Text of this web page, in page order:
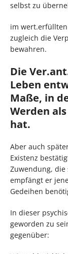
selbst zu
im
zugleich die
bewahren.
Die
Leben
Maße, in
Werden
hat.
Aber auch
Existenz
Zuwendung,
empfängt er
Gedeihen
In dieser
geworden zu
gegenüber: